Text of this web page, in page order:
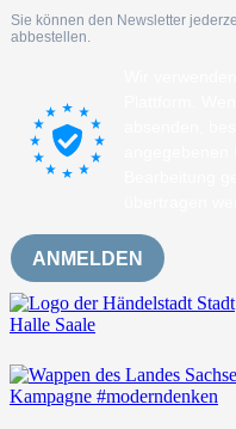
Sie können den Newsletter
abbestellen.
ANMELDEN